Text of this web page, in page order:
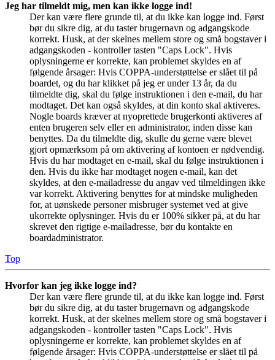
Jeg har tilmeldt mig, men kan ikke logge ind!
Der kan være flere grunde til, at du ikke kan logge ind. Først
bør du sikre dig, at du taster brugernavn og adgangskode
korrekt. Husk, at der skelnes mellem store og små bogstaver i
adgangskoden - kontroller tasten "Caps Lock". Hvis
oplysningerne er korrekte, kan problemet skyldes en af
følgende årsager: Hvis COPPA-understøttelse er slået til på
boardet, og du har klikket på jeg er under 13 år, da du
tilmeldte dig, skal du følge instruktionen i den e-mail, du har
modtaget. Det kan også skyldes, at din konto skal aktiveres.
Nogle boards kræver at nyoprettede brugerkonti aktiveres af
enten brugeren selv eller en administrator, inden disse kan
benyttes. Da du tilmeldte dig, skulle du gerne være blevet
gjort opmærksom på om aktivering af kontoen er nødvendig.
Hvis du har modtaget en e-mail, skal du følge instruktionen i
den. Hvis du ikke har modtaget nogen e-mail, kan det
skyldes, at den e-mailadresse du angav ved tilmeldingen ikke
var korrekt. Aktivering benyttes for at mindske muligheden
for, at uønskede personer misbruger systemet ved at give
ukorrekte oplysninger. Hvis du er 100% sikker på, at du har
skrevet den rigtige e-mailadresse, bør du kontakte en
boardadministrator.
Top
Hvorfor kan jeg ikke logge ind?
Der kan være flere grunde til, at du ikke kan logge ind. Først
bør du sikre dig, at du taster brugernavn og adgangskode
korrekt. Husk, at der skelnes mellem store og små bogstaver i
adgangskoden - kontroller tasten "Caps Lock". Hvis
oplysningerne er korrekte, kan problemet skyldes en af
følgende årsager: Hvis COPPA-understøttelse er slået til på